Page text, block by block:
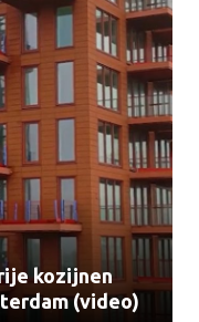
kozijnen
(video)